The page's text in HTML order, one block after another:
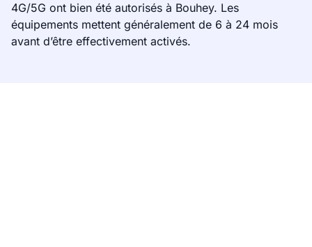
4G/5G ont bien été autorisés à Bouhey. Les
équipements mettent généralement de 6 à 24 mois
avant d’être effectivement activés.